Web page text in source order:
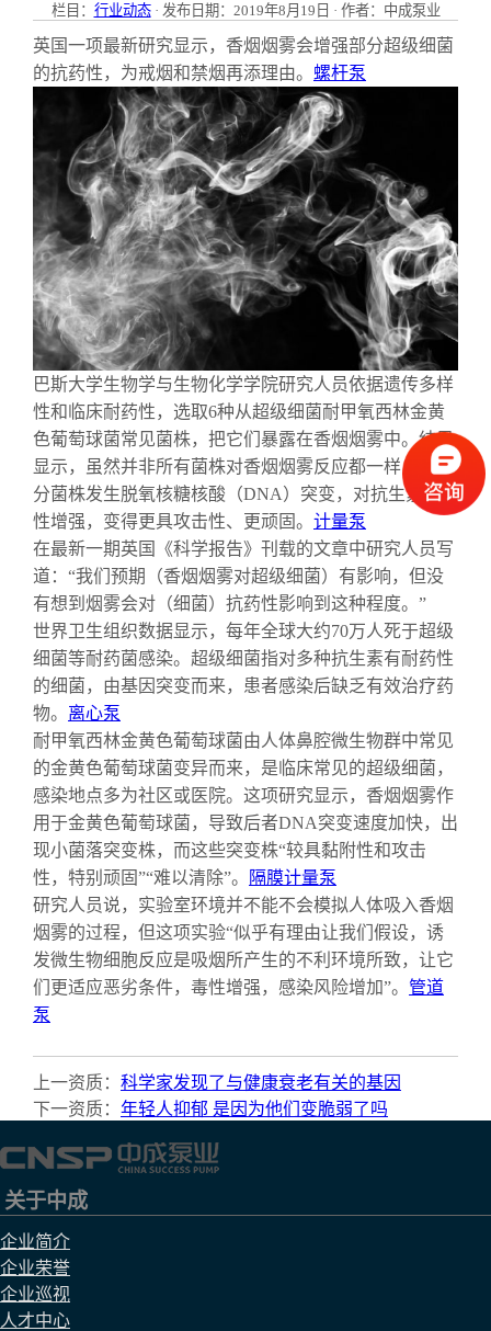
栏目： 行业动态· 发布日期：2019年8月19日 · 作者：中成泵业
英国一项最新研究显示，香烟烟雾会增强部分超级细菌
的抗药性，为戒烟和禁烟再添理由。 螺杆泵
巴斯大学生物学与生物化学学院研究人员依据遗传多样
性和临床耐药性，选取6种从超级细菌耐甲氧西林金黄
色葡萄球菌常见菌株，把它们暴露在香烟烟雾中。结果
显示，虽然并非所有菌株对香烟烟雾反应都一样，但部
分菌株发生脱氧核糖核酸（DNA）突变，对抗生素耐药
性增强，变得更具攻击性、更顽固。 计量泵
在最新一期英国《科学报告》刊载的文章中研究人员写
道：“我们预期（香烟烟雾对超级细菌）有影响，但没
有想到烟雾会对（细菌）抗药性影响到这种程度。”
世界卫生组织数据显示，每年全球大约70万人死于超级
细菌等耐药菌感染。超级细菌指对多种抗生素有耐药性
的细菌，由基因突变而来，患者感染后缺乏有效治疗药
物。 离心泵
耐甲氧西林金黄色葡萄球菌由人体鼻腔微生物群中常见
的金黄色葡萄球菌变异而来，是临床常见的超级细菌，
感染地点多为社区或医院。这项研究显示，香烟烟雾作
用于金黄色葡萄球菌，导致后者DNA突变速度加快，出
现小菌落突变株，而这些突变株“较具黏附性和攻击
性，特别顽固”“难以清除”。
隔膜计量泵
研究人员说，实验室环境并不能不会模拟人体吸入香烟
烟雾的过程，但这项实验“似乎有理由让我们假设，诱
发微生物细胞反应是吸烟所产生的不利环境所致，让它
们更适应恶劣条件，毒性增强，感染风险增加”。 管道
泵
上一资质： 科学家发现了与健康衰老有关的基因
下一资质： 年轻人抑郁 是因为他们变脆弱了吗
关于中成
企业简介
企业荣誉
企业巡视
人才中心